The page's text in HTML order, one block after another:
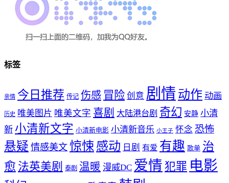
标签
亲情 今日推荐 传记 伤感 冒险 创意 剧情 动作 动画
历史 唯美图片 唯美文字 喜剧 大陆港台剧 奇幻 安静 小清
新 小清新文字 小清新电影 小清新音乐 小王子 怀念 恐怖
悬疑 情感美文 惊悚 感动 日剧 有爱 有趣 歌单 治
愈 法英美剧 泰剧 温暖 漫威DC 爱情 犯罪 电影